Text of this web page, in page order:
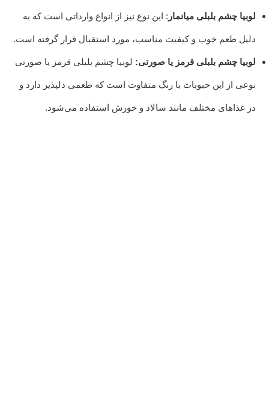
لوبیا چشم بلبلی میانمار : این نوع نیز از انواع وارداتی است که به
دلیل طعم خوب و کیفیت مناسب، مورد استقبال قرار گرفته است.
لوبیا چشم بلبلی قرمز یا صورتی: لوبیا چشم بلبلی قرمز یا صورتی
نوعی از این حبوبات با رنگ متفاوت است که طعمی دلپذیر دارد و
در غذاهای مختلف مانند سالاد و خورش استفاده می‌شود.